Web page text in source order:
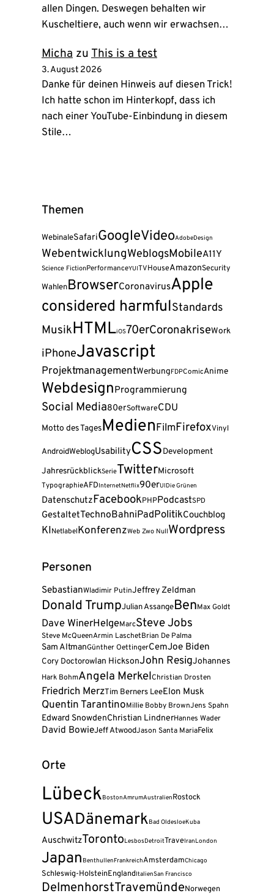
allen Dingen. Deswegen behalten wir
Kuscheltiere, auch wenn wir erwachsen…
Micha zu This is a test
3. August 2026
Danke für deinen Hinweis auf diesen Trick!
Ich hatte schon im Hinterkopf, dass ich
nach einer YouTube-Einbindung in diesem
Stile…
Themen
WebinaleSafariGoogleVideoAdobeDesign
WebentwicklungWeblogsMobileA11Y
Science FictionPerformanceYUITVHouseAmazonSecurity
WahlenBrowserCoronavirusApple
considered harmfulStandards
MusikHTMLiOS70erCoronakriseWork
iPhoneJavascript
ProjektmanagementWerbungFDPComicAnime
WebdesignProgrammierung
Social Media80erSoftwareCDU
Motto des TagesMedienFilmFirefoxVinyl
AndroidWeblogUsabilityCSSDevelopment
JahresrückblickSerieTwitterMicrosoft
TypographieAFDInternetNetflix90erUIDie Grünen
DatenschutzFacebookPHPPodcastSPD
GestaltetTechnoBahniPadPolitikCouchblog
KINetlabelKonferenzWeb Zwo NullWordpress
Personen
SebastianWladimir PutinJeffrey Zeldman
Donald TrumpJulian AssangeBenMax Goldt
Dave WinerHelgeMarcSteve Jobs
Steve McQueenArmin LaschetBrian De Palma
Sam AltmanGünther OettingerCemJoe Biden
Cory DoctorowIan HicksonJohn ResigJohannes
Hark BohmAngela MerkelChristian Drosten
Friedrich MerzTim Berners LeeElon Musk
Quentin TarantinoMillie Bobby BrownJens Spahn
Edward SnowdenChristian LindnerHannes Wader
David BowieJeff AtwoodJason Santa MariaFelix
Orte
LübeckBostonAmrumAustralienRostock
USADänemarkBad OldesloeKuba
AuschwitzTorontoLesbosDetroitTraveIranLondon
Japan BenthullenFrankreichAmsterdamChicago
Schleswig-HolsteinEnglandItalienSan Francisco
DelmenhorstTravemündeNorwegen